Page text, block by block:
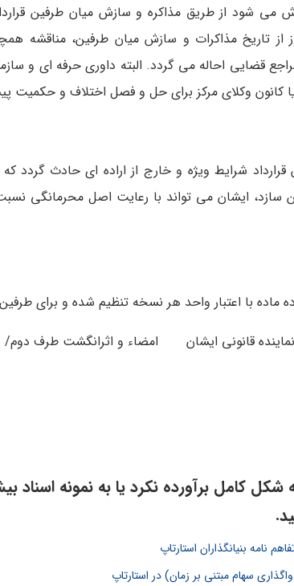
می شود از طریق مذاکره و سازش میان طرفین
تاریخ مذاکرات و سازش میان طرفین، مناقشه
قضایی احاله می گردد. البته داوری حرفه ای و
یا کانون وکلای مرکز برای حل و فصل اختلاف و حکمیت
شرایط ویژه و خارج از اراده ای حادث گردد
سازد، ایشان می تواند با رعایت اصل محرمانگی
ماده با اعتبار واحد هر نسخه تنظیم شده و برای
قانونی ایشان امضاء و اثرانگشت طرف دوم/ یا
کامل برآورده نکرد یا به نمونه اسناد
نامه بنیانگذاران استارتاپ